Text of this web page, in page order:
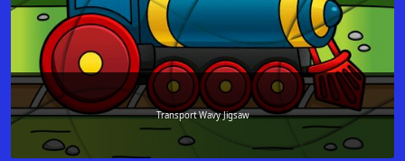
Transport Wavy Jigsaw